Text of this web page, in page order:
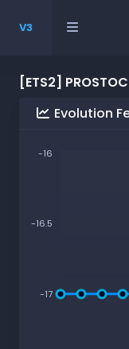
V3
[ETS2]
Evolution
-16
-16.5
-17